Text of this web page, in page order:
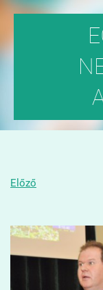
Előző